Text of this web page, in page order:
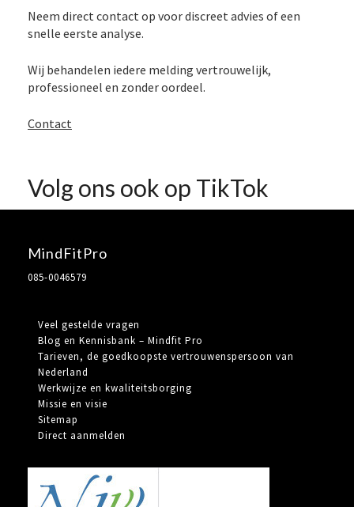
Neem direct contact op voor discreet advies of een
snelle eerste analyse.
Wij behandelen iedere melding vertrouwelijk,
professioneel en zonder oordeel.
Contact
Volg ons ook op TikTok
MindFitPro
085-0046579
Veel gestelde vragen
Blog en Kennisbank – Mindfit Pro
Tarieven, de goedkoopste vertrouwenspersoon van
Nederland
Werkwijze en kwaliteitsborging
Missie en visie
Sitemap
Direct aanmelden